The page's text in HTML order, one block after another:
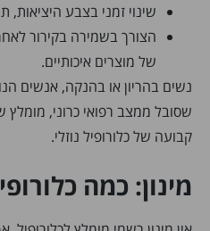
שינוי זמני בצבע
הצורך בשמירה בקירור
של מוצרים איכותיים.
נשים בהריון או בהנקה, אנשים
שסובל ממצב רפואי כרוני, מומלץ
קבועה של כלורופיל נוזלי.
מינון: כמה